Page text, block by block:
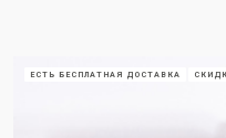
ЕСТЬ БЕСПЛАТНАЯ ДОСТАВКА